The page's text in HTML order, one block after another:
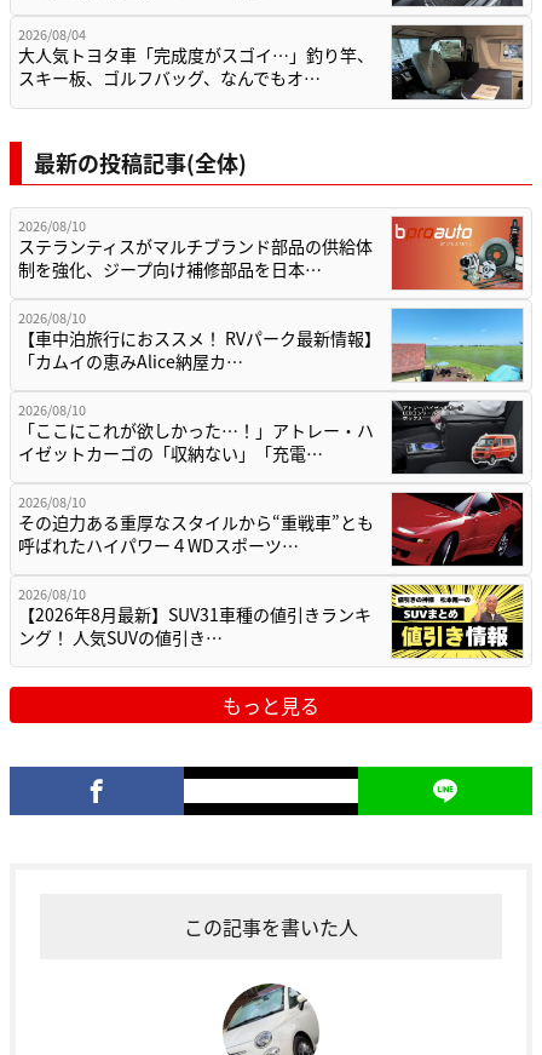
2026/08/04
大人気トヨタ車「完成度がスゴイ…」釣り竿、
スキー板、ゴルフバッグ、なんでもオ…
最新の投稿記事(全体)
2026/08/10
ステランティスがマルチブランド部品の供給体
制を強化、ジープ向け補修部品を日本…
2026/08/10
【車中泊旅行におススメ！ RVパーク最新情報】
「カムイの恵みAlice納屋カ…
2026/08/10
「ここにこれが欲しかった…！」アトレー・ハ
イゼットカーゴの「収納ない」「充電…
2026/08/10
その迫力ある重厚なスタイルから“重戦車”とも
呼ばれたハイパワー４WDスポーツ…
2026/08/10
【2026年8月最新】SUV31車種の値引きランキ
ング！ 人気SUVの値引き…
もっと見る
この記事を書いた人